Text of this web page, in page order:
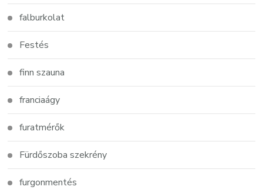
falburkolat
Festés
finn szauna
franciaágy
furatmérők
Fürdőszoba szekrény
furgonmentés